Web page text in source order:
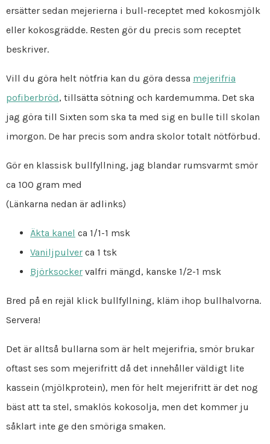
ersätter sedan mejerierna i bull-receptet med kokosmjölk
eller kokosgrädde. Resten gör du precis som receptet
beskriver.
Vill du göra helt nötfria kan du göra dessa mejerifria
pofiberbröd, tillsätta sötning och kardemumma. Det ska
jag göra till Sixten som ska ta med sig en bulle till skolan
imorgon. De har precis som andra skolor totalt nötförbud.
Gör en klassisk bullfyllning, jag blandar rumsvarmt smör
ca 100 gram med
(Länkarna nedan är adlinks)
Äkta kanel ca 1/1-1 msk
Vaniljpulver ca 1 tsk
Björksocker valfri mängd, kanske 1/2-1 msk
Bred på en rejäl klick bullfyllning, kläm ihop bullhalvorna.
Servera!
Det är alltså bullarna som är helt mejerifria, smör brukar
oftast ses som mejerifritt då det innehåller väldigt lite
kassein (mjölkprotein), men för helt mejerifritt är det nog
bäst att ta stel, smaklös kokosolja, men det kommer ju
såklart inte ge den smöriga smaken.